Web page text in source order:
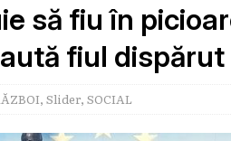
să fiu în
fiul
, Slider, SOCIAL